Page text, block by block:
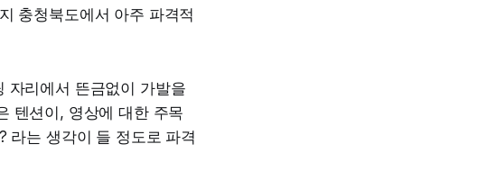
충청북도에서 아주 파격적
자리에서 뜬금없이 가발을
텐션이, 영상에 대한 주목
라는 생각이 들 정도로 파격